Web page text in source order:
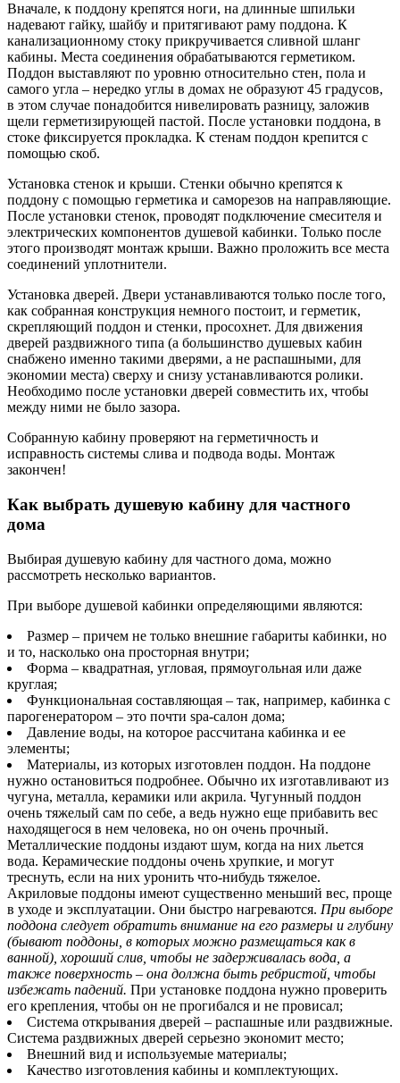
Вначале, к поддону крепятся ноги, на длинные шпильки
надевают гайку, шайбу и притягивают раму поддона. К
канализационному стоку прикручивается сливной шланг
кабины. Места соединения обрабатываются герметиком.
Поддон выставляют по уровню относительно стен, пола и
самого угла – нередко углы в домах не образуют 45 градусов,
в этом случае понадобится нивелировать разницу, заложив
щели герметизирующей пастой. После установки поддона, в
стоке фиксируется прокладка. К стенам поддон крепится с
помощью скоб.
Установка стенок и крыши. Стенки обычно крепятся к
поддону с помощью герметика и саморезов на направляющие.
После установки стенок, проводят подключение смесителя и
электрических компонентов душевой кабинки. Только после
этого производят монтаж крыши. Важно проложить все места
соединений уплотнители.
Установка дверей. Двери устанавливаются только после того,
как собранная конструкция немного постоит, и герметик,
скрепляющий поддон и стенки, просохнет. Для движения
дверей раздвижного типа (а большинство душевых кабин
снабжено именно такими дверями, а не распашными, для
экономии места) сверху и снизу устанавливаются ролики.
Необходимо после установки дверей совместить их, чтобы
между ними не было зазора.
Собранную кабину проверяют на герметичность и
исправность системы слива и подвода воды. Монтаж
закончен!
Как выбрать душевую кабину для частного
дома
Выбирая душевую кабину для частного дома, можно
рассмотреть несколько вариантов.
При выборе душевой кабинки определяющими являются:
Размер – причем не только внешние габариты кабинки, но
и то, насколько она просторная внутри;
Форма – квадратная, угловая, прямоугольная или даже
круглая;
Функциональная составляющая – так, например, кабинка с
парогенератором – это почти spa-салон дома;
Давление воды, на которое рассчитана кабинка и ее
элементы;
Материалы, из которых изготовлен поддон. На поддоне
нужно остановиться подробнее. Обычно их изготавливают из
чугуна, металла, керамики или акрила. Чугунный поддон
очень тяжелый сам по себе, а ведь нужно еще прибавить вес
находящегося в нем человека, но он очень прочный.
Металлические поддоны издают шум, когда на них льется
вода. Керамические поддоны очень хрупкие, и могут
треснуть, если на них уронить что-нибудь тяжелое.
Акриловые поддоны имеют существенно меньший вес, проще
в уходе и эксплуатации. Они быстро нагреваются. При выборе
поддона следует обратить внимание на его размеры и глубину
(бывают поддоны, в которых можно размещаться как в
ванной), хороший слив, чтобы не задерживалась вода, а
также поверхность – она должна быть ребристой, чтобы
избежать падений. При установке поддона нужно проверить
его крепления, чтобы он не прогибался и не провисал;
Система открывания дверей – распашные или раздвижные.
Система раздвижных дверей серьезно экономит место;
Внешний вид и используемые материалы;
Качество изготовления кабины и комплектующих.